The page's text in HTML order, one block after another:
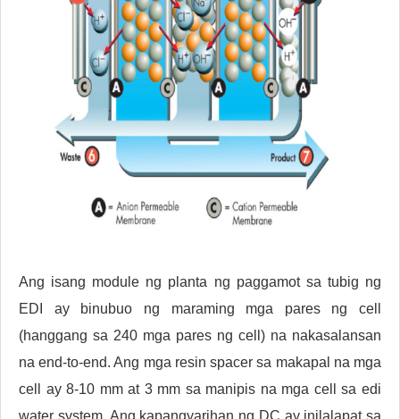
Ang isang module ng planta ng paggamot sa tubig ng
EDI ay binubuo ng maraming mga pares ng cell
(hanggang sa 240 mga pares ng cell) na nakasalansan
na end-to-end. Ang mga resin spacer sa makapal na mga
cell ay 8-10 mm at 3 mm sa manipis na mga cell sa edi